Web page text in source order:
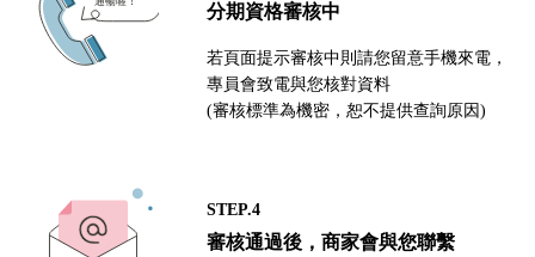
分期資格審核中
若頁面提示審核中則請您留意手機來電，
專員會致電與您核對資料
(審核標準為機密，恕不提供查詢原因)
STEP.4
審核通過後，商家會與您聯繫